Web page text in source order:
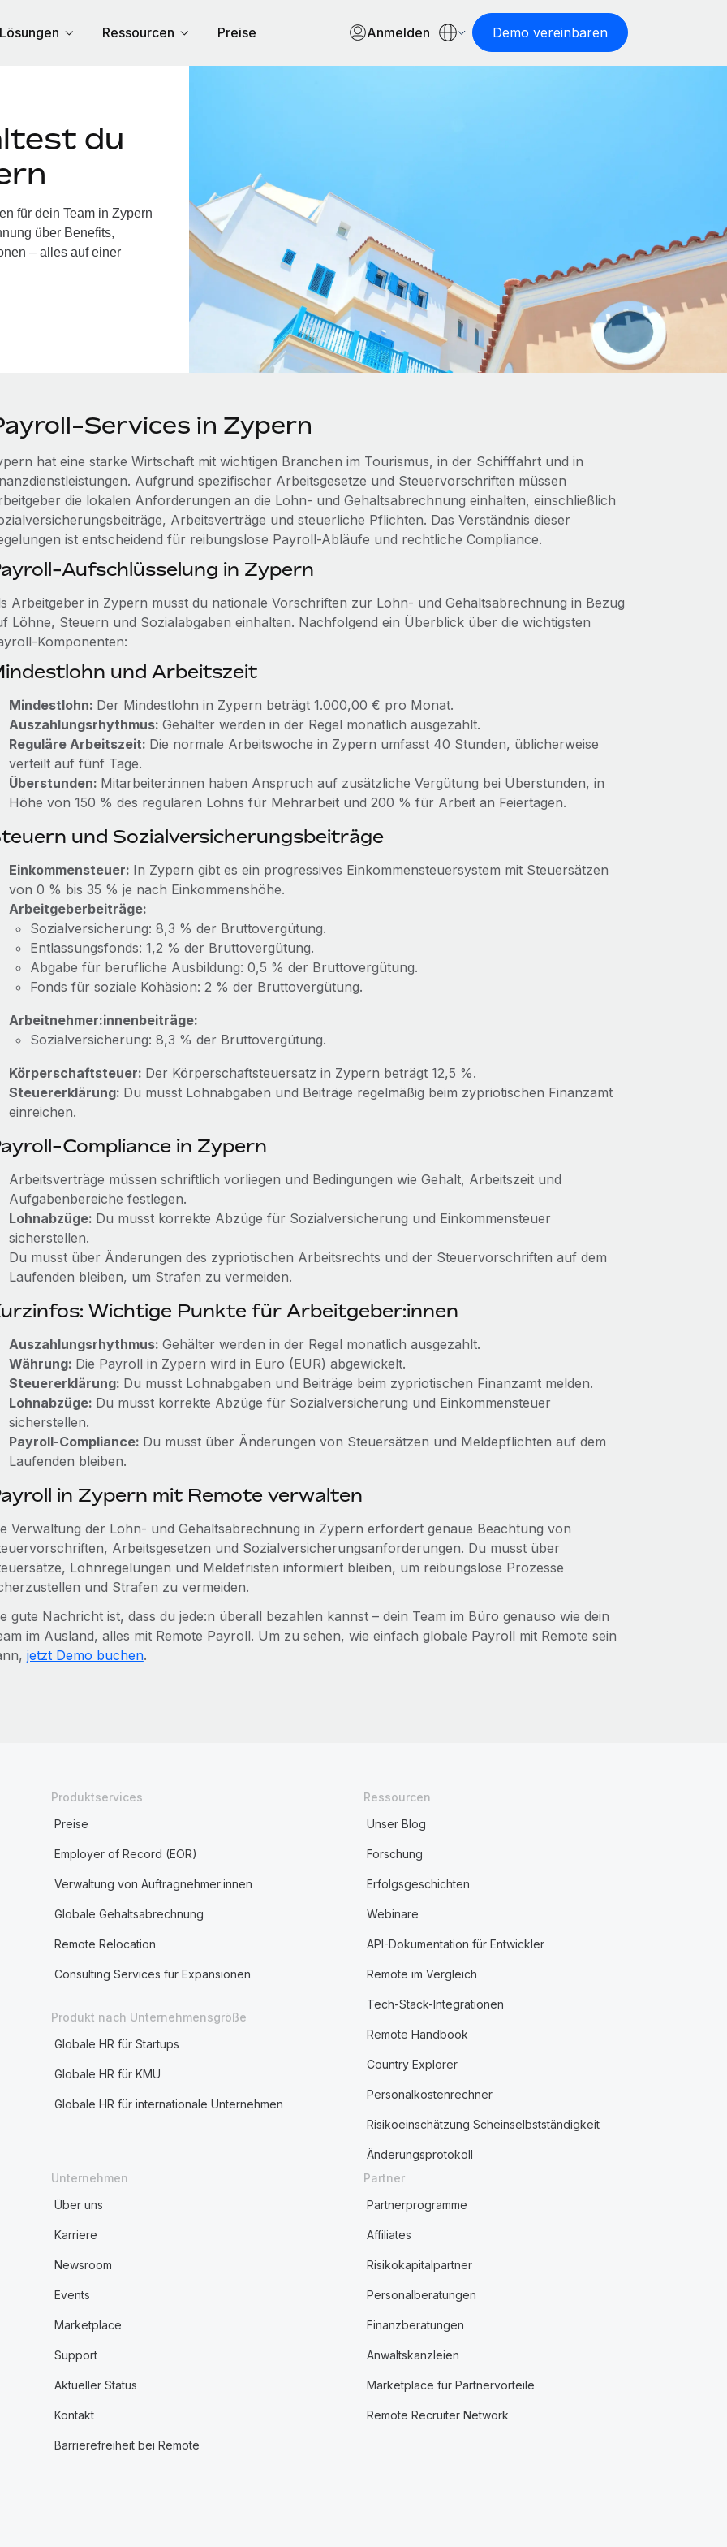
Ressourcen Preise Anmelden Demo vereinbaren
du
für dein Team in Zypern
über Benefits,
– alles auf einer
Services in Zypern
hat eine starke Wirtschaft mit wichtigen Branchen im Tourismus, in der Schifffahrt und in
Aufgrund spezifischer Arbeitsgesetze und Steuervorschriften müssen
die lokalen Anforderungen an die Lohn- und Gehaltsabrechnung einhalten, einschließlich
Arbeitsverträge und steuerliche Pflichten. Das Verständnis dieser
ist entscheidend für reibungslose Payroll-Abläufe und rechtliche Compliance.
Aufschlüsselung in Zypern
Arbeitgeber in Zypern musst du nationale Vorschriften zur Lohn- und Gehaltsabrechnung in Bezug
Löhne, Steuern und Sozialabgaben einhalten. Nachfolgend ein Überblick über die wichtigsten
Komponenten:
und Arbeitszeit
Mindestlohn: Der Mindestlohn in Zypern beträgt 1.000,00 € pro Monat.
Auszahlungsrhythmus: Gehälter werden in der Regel monatlich ausgezahlt.
Reguläre Arbeitszeit: Die normale Arbeitswoche in Zypern umfasst 40 Stunden, üblicherweise
verteilt auf fünf Tage.
Überstunden: Mitarbeiter:innen haben Anspruch auf zusätzliche Vergütung bei Überstunden, in
Höhe von 150 % des regulären Lohns für Mehrarbeit und 200 % für Arbeit an Feiertagen.
und Sozialversicherungsbeiträge
Einkommensteuer: In Zypern gibt es ein progressives Einkommensteuersystem mit Steuersätzen
von 0 % bis 35 % je nach Einkommenshöhe.
Arbeitgeberbeiträge:
Sozialversicherung: 8,3 % der Bruttovergütung.
Entlassungsfonds: 1,2 % der Bruttovergütung.
Abgabe für berufliche Ausbildung: 0,5 % der Bruttovergütung.
Fonds für soziale Kohäsion: 2 % der Bruttovergütung.
Arbeitnehmer:innenbeiträge:
Sozialversicherung: 8,3 % der Bruttovergütung.
Körperschaftsteuer: Der Körperschaftsteuersatz in Zypern beträgt 12,5 %.
Steuererklärung: Du musst Lohnabgaben und Beiträge regelmäßig beim zypriotischen Finanzamt
einreichen.
Compliance in Zypern
Arbeitsverträge müssen schriftlich vorliegen und Bedingungen wie Gehalt, Arbeitszeit und
Aufgabenbereiche festlegen.
Lohnabzüge: Du musst korrekte Abzüge für Sozialversicherung und Einkommensteuer
sicherstellen.
Du musst über Änderungen des zypriotischen Arbeitsrechts und der Steuervorschriften auf dem
Laufenden bleiben, um Strafen zu vermeiden.
Wichtige Punkte für Arbeitgeber:innen
Auszahlungsrhythmus: Gehälter werden in der Regel monatlich ausgezahlt.
Währung: Die Payroll in Zypern wird in Euro (EUR) abgewickelt.
Steuererklärung: Du musst Lohnabgaben und Beiträge beim zypriotischen Finanzamt melden.
Lohnabzüge: Du musst korrekte Abzüge für Sozialversicherung und Einkommensteuer
sicherstellen.
Payroll-Compliance: Du musst über Änderungen von Steuersätzen und Meldepflichten auf dem
Laufenden bleiben.
in Zypern mit Remote verwalten
Verwaltung der Lohn- und Gehaltsabrechnung in Zypern erfordert genaue Beachtung von
Arbeitsgesetzen und Sozialversicherungsanforderungen. Du musst über
Lohnregelungen und Meldefristen informiert bleiben, um reibungslose Prozesse
und Strafen zu vermeiden.
gute Nachricht ist, dass du jede:n überall bezahlen kannst – dein Team im Büro genauso wie dein
im Ausland, alles mit Remote Payroll. Um zu sehen, wie einfach globale Payroll mit Remote sein
jetzt Demo buchen.
Produktservices
Preise
Employer of Record (EOR)
Verwaltung von Auftragnehmer:innen
Globale Gehaltsabrechnung
Remote Relocation
Consulting Services für Expansionen
Produkt nach Unternehmensgröße
Globale HR für Startups
Globale HR für KMU
Globale HR für internationale Unternehmen
Ressourcen
Unser Blog
Forschung
Erfolgsgeschichten
Webinare
API-Dokumentation für Entwickler
Remote im Vergleich
Tech-Stack-Integrationen
Remote Handbook
Country Explorer
Personalkostenrechner
Risikoeinschätzung Scheinselbstständigkeit
Änderungsprotokoll
Unternehmen
Über uns
Karriere
Newsroom
Events
Marketplace
Support
Aktueller Status
Kontakt
Barrierefreiheit bei Remote
Partner
Partnerprogramme
Affiliates
Risikokapitalpartner
Personalberatungen
Finanzberatungen
Anwaltskanzleien
Marketplace für Partnervorteile
Remote Recruiter Network